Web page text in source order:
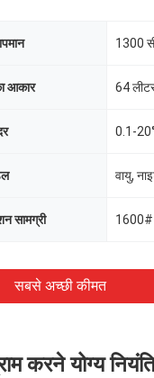
1300
आकार 64
0.1-
वायु,
सामग्री 1600#
सबसे अच्छी कीमत
करने योग्य